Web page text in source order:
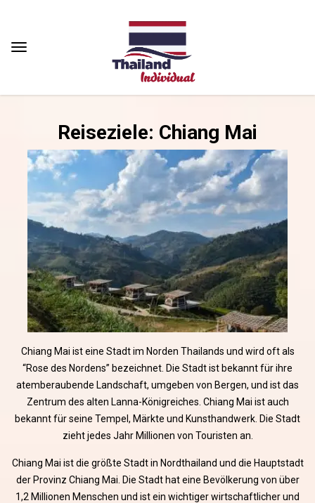
Reiseziele: Chiang Mai
Chiang Mai ist eine Stadt im Norden Thailands und wird oft als
“Rose des Nordens” bezeichnet. Die Stadt ist bekannt für ihre
atemberaubende Landschaft, umgeben von Bergen, und ist das
Zentrum des alten Lanna-Königreiches. Chiang Mai ist auch
bekannt für seine Tempel, Märkte und Kunsthandwerk. Die Stadt
zieht jedes Jahr Millionen von Touristen an.
Chiang Mai ist die größte Stadt in Nordthailand und die Hauptstadt
der Provinz Chiang Mai. Die Stadt hat eine Bevölkerung von über
1,2 Millionen Menschen und ist ein wichtiger wirtschaftlicher und